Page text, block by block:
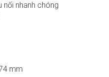
nối nhanh chóng
mm